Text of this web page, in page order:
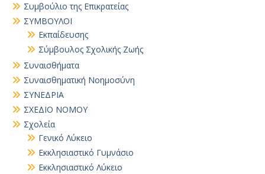
Συμβούλιο της Επικρατείας
ΣΥΜΒΟΥΛΟΙ
Εκπαίδευσης
Σύμβουλος Σχολικής Ζωής
Συναισθήματα
Συναισθηματική Νοημοσύνη
ΣΥΝΕΔΡΙΑ
ΣΧΕΔΙΟ ΝΟΜΟΥ
Σχολεία
Γενικό Λύκειο
Εκκλησιαστικό Γυμνάσιο
Εκκλησιαστικό Λύκειο